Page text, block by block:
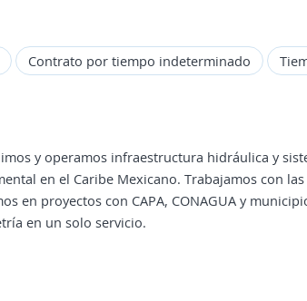
Contrato por tiempo indeterminado
y operamos infraestructura hidráulica y
en el Caribe Mexicano. Trabajamos con
en proyectos con CAPA, CONAGUA y
en un solo servicio.